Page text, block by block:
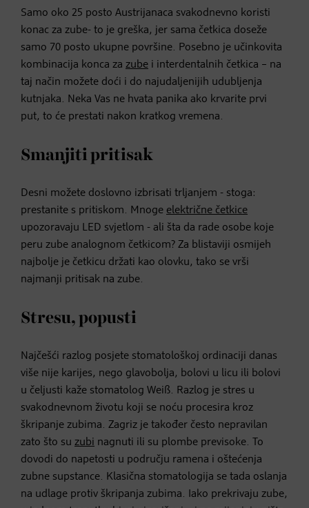
Samo oko 25 posto Austrijanaca svakodnevno koristi
konac za zube- to je greška, jer sama četkica doseže
samo 70 posto ukupne površine. Posebno je učinkovita
kombinacija konca za zube i interdentalnih četkica – na
taj način možete doći i do najudaljenijih udubljenja
kutnjaka. Neka Vas ne hvata panika ako krvarite prvi
put, to će prestati nakon kratkog vremena.
Smanjiti pritisak
Desni možete doslovno izbrisati trljanjem - stoga:
prestanite s pritiskom. Mnoge električne četkice
upozoravaju LED svjetlom - ali šta da rade osobe koje
peru zube analognom četkicom? Za blistaviji osmijeh
najbolje je četkicu držati kao olovku, tako se vrši
najmanji pritisak na zube.
Stresu, popusti
Najčešći razlog posjete stomatološkoj ordinaciji danas
više nije karijes, nego glavobolja, bolovi u licu ili bolovi
u čeljusti kaže stomatolog Weiß. Razlog je stres u
svakodnevnom životu koji se noću procesira kroz
škripanje zubima. Zagriz je također često nepravilan
zato što su zubi nagnuti ili su plombe previsoke. To
dovodi do napetosti u području ramena i oštećenja
zubne supstance. Klasična stomatologija se tada oslanja
na udlage protiv škripanja zubima. Iako prekrivaju zube,